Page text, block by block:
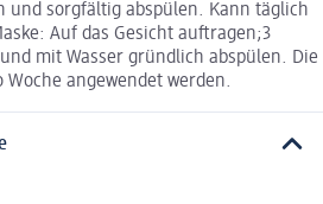
und sorgfältig abspülen. Kann täglich
Auf das Gesicht auftragen;3
mit Wasser gründlich abspülen. Die
Woche angewendet werden.